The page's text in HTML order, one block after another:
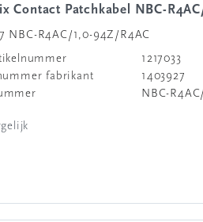
Contact Patchkabel NBC-
NBC-R4AC/1,0-94Z/R4AC
1217033
fabrikant
1403927
NBC-